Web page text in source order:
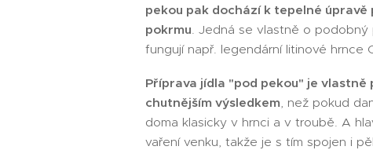
pekou pak dochází k tepelné
pokrmu. Jedná se vlastně o podobný
fungují např. legendární litinové hrnce
Příprava jídla "pod pekou" je vlastně
chutnějším výsledkem, než pokud
doma klasicky v hrnci a v troubě. A
vaření venku, takže je s tím spojen i